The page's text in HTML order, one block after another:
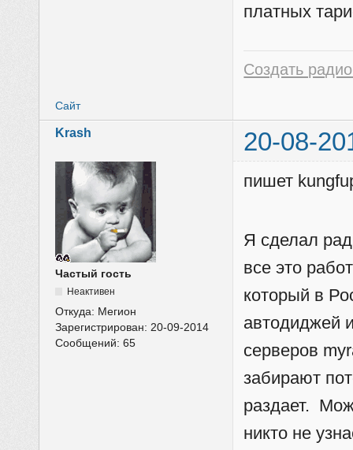
платных
Создать
Сайт
Krash 20-08-
Частый гость
Неактивен
Откуда: Мегион
Зарегистрирован: 20-09-2014
Сообщений:65
пишет
Я сделал
все это
который в
автодиджей
серверов
забирают
раздает.
никто не